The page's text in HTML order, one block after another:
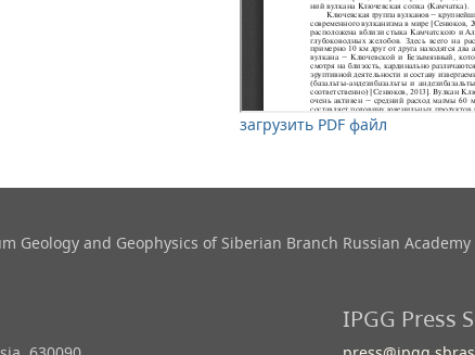
загрузить PDF файл
Geology and Geophysics​ of Siberian Branch Russian Academy
IPGG Press